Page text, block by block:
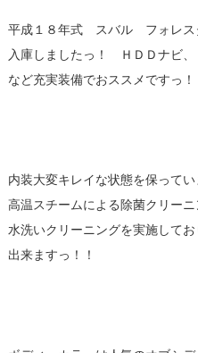
平成１８年式 スバル フォレス
入庫しましたっ！ ＨＤＤナビ
など充実装備でおススメですっ！
内装大変キレイな状態を保って
高温スチームによる除菌クリー
水洗いクリーニングを実施して
出来ますっ！！